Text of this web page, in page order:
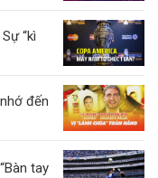
“kì
đến
tay